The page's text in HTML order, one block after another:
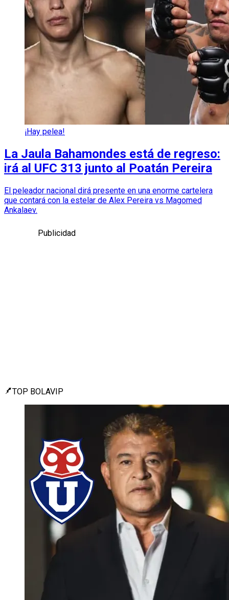
¡Hay pelea!
La Jaula Bahamondes está de regreso:
irá al UFC 313 junto al Poatán Pereira
El peleador nacional dirá presente en una enorme cartelera
que contará con la estelar de Alex Pereira vs Magomed
Ankalaev.
Publicidad
TOP BOLAVIP